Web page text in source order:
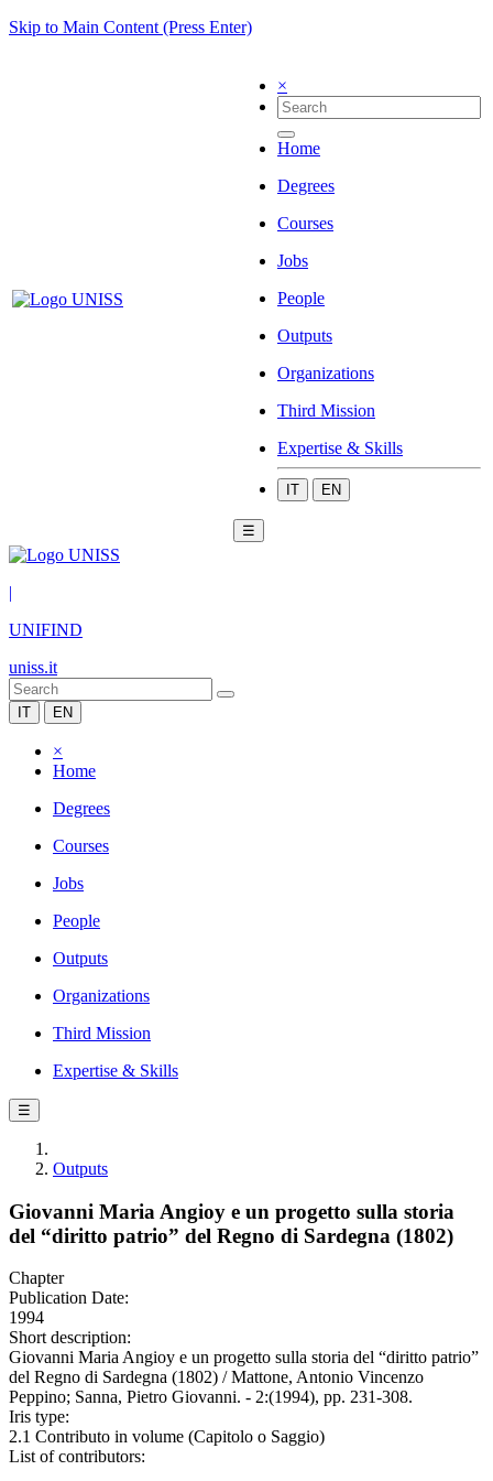
Skip to Main Content (Press Enter)
×
Home
Degrees
Courses
Jobs
People
Outputs
Organizations
Third Mission
Expertise & Skills
IT EN
☰
|
UNIFIND
uniss.it
IT EN
×
Home
Degrees
Courses
Jobs
People
Outputs
Organizations
Third Mission
Expertise & Skills
☰
Outputs
Giovanni Maria Angioy e un progetto sulla storia
del “diritto patrio” del Regno di Sardegna (1802)
Chapter
Publication Date:
1994
Short description:
Giovanni Maria Angioy e un progetto sulla storia del “diritto patrio”
del Regno di Sardegna (1802) / Mattone, Antonio Vincenzo
Peppino; Sanna, Pietro Giovanni. - 2:(1994), pp. 231-308.
Iris type:
2.1 Contributo in volume (Capitolo o Saggio)
List of contributors: